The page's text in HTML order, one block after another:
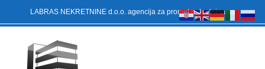
LABRAS NEKRETNINE d.o.o. agencija za promet nekretninama